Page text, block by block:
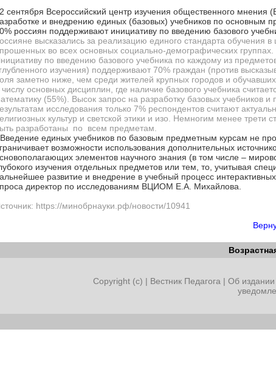
сентября Всероссийский центр изучения общественного
и внедрению единых (базовых) учебников по основным
россиян поддерживают инициативу по введению базового
высказались за реализацию единого стандарта обучения в
во всех основных социально-демографических группах.
по введению базового учебника по каждому из
изучения) поддерживают 70% граждан (против
заметно ниже, чем среди жителей крупных городов и
числу основных дисциплин, где наличие базового учебника
(55%). Высок запрос на разработку базовых учебников
исследования только 7% респондентов считают
культур и светской этики и изо. Немногим менее
разработаны по всем предметам.
Введение единых учебников по базовым предметным курсам не
возможности использования дополнительных
элементов научного знания (в том числе –
изучения отдельных предметов или тем, то, учитывая
развитие и внедрение в учебный процесс
директор по исследованиям ВЦИОМ Е.А. Михайлова.
https://минобрнауки.рф/новости/10941
Copyright (c) | Вестник Педагога | Об издании